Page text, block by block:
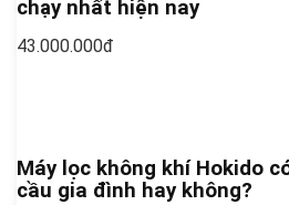
chạy nhất hiện nay
43.000.000đ
Máy lọc không khí Hokido
cầu gia đình hay không?